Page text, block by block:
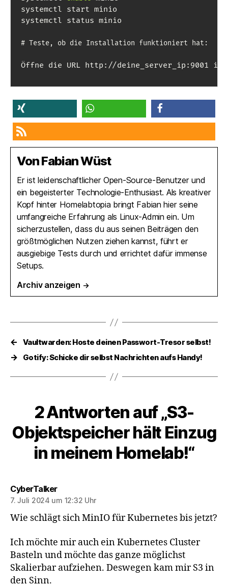
systemctl start minio
systemctl status minio
# Teste, ob die Installation funktioniert hat:
Öffne die URL http://deine_server_ip:9001 im
teilen
RSS-feed
Von Fabian Wüst
Er ist leidenschaftlicher Open-Source-Benutzer und
ein begeisterter Technologie-Enthusiast. Als kreativer
Kopf hinter Homelabtopia bringt Fabian hier seine
umfangreiche Erfahrung als Linux-Admin ein. Um
sicherzustellen, dass du aus seinen Beiträgen den
größtmöglichen Nutzen ziehen kannst, führt er
ausgiebige Tests durch und errichtet dafür immense
Setups.
Archiv anzeigen →
← Vaultwarden: Hoste deinen Passwort-Tresor selbst!
→ Gotify: Schicke dir selbst Nachrichten aufs Handy!
2 Antworten auf „S3-
Objektspeicher hält Einzug
in meinem Homelab!“
CyberTalkersagt:
7. Juli 2024 um 12:32 Uhr
Wie schlägt sich MinIO für Kubernetes bis jetzt?
Ich möchte mir auch ein Kubernetes Cluster
Basteln und möchte das ganze möglichst
Skalierbar aufziehen. Deswegen kam mir S3 in
den Sinn.